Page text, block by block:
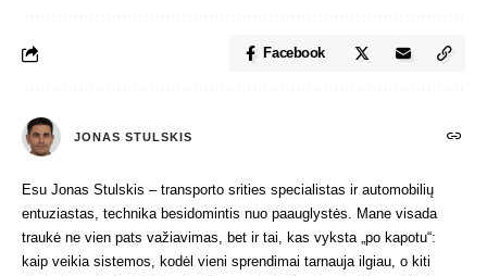
Facebook
JONAS STULSKIS
Esu Jonas Stulskis – transporto srities specialistas ir automobilių
entuziastas, technika besidomintis nuo paauglystės. Mane visada
traukė ne vien pats važiavimas, bet ir tai, kas vyksta „po kapotu“:
kaip veikia sistemos, kodėl vieni sprendimai tarnauja ilgiau, o kiti